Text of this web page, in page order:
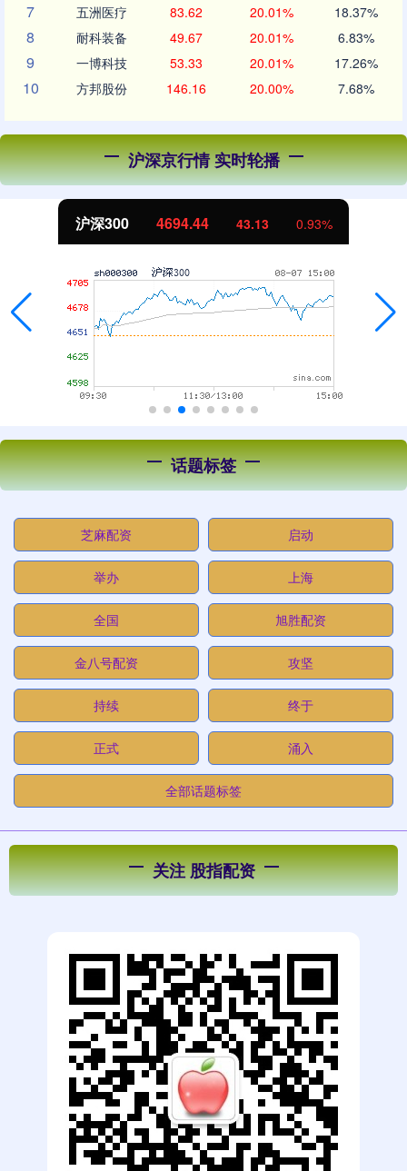
7 五洲医疗 83.62 20.01% 18.37%
8 耐科装备 49.67 20.01% 6.83%
9 一博科技 53.33 20.01% 17.26%
10 方邦股份 146.16 20.00% 7.68%
沪深京行情 实时轮播
沪深300 4694.44 43.13 0.93%
话题标签
芝麻配资 启动
举办 上海
全国 旭胜配资
金八号配资 攻坚
持续 终于
正式 涌入
全部话题标签
关注 股指配资